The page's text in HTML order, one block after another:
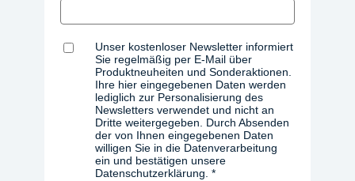
Unser kostenloser Newsletter informiert
Sie regelmäßig per E-Mail über
Produktneuheiten und Sonderaktionen.
Ihre hier eingegebenen Daten werden
lediglich zur Personalisierung des
Newsletters verwendet und nicht an
Dritte weitergegeben. Durch Absenden
der von Ihnen eingegebenen Daten
willigen Sie in die Datenverarbeitung
ein und bestätigen unsere
Datenschutzerklärung.